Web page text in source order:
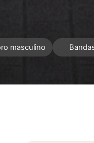
masculino